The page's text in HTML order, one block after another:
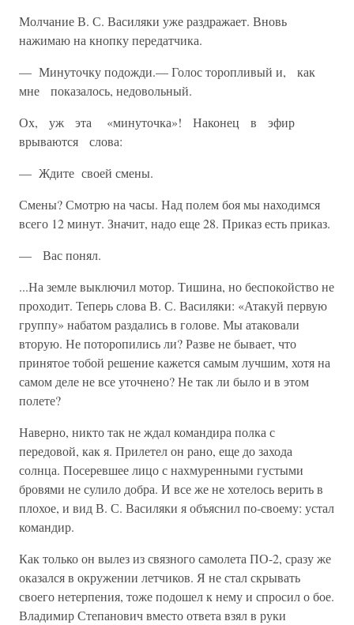
Молчание В. С. Василяки уже раздражает. Вновь
нажимаю на кнопку передатчика.
— Минуточку подожди.— Голос торопливый и, как
мне показа­лось, недовольный.
Ох, уж эта «минуточка»! Наконец в эфир
врываются слова:
— Ждите своей смены.
Смены? Смотрю на часы. Над полем боя мы находимся
всего 12 минут. Значит, надо еще 28. Приказ есть приказ.
— Вас понял.
...На земле выключил мотор. Тишина, но беспокойство не
проходит. Теперь слова В. С. Василяки: «Атакуй первую
группу» набатом раз­дались в голове. Мы атаковали
вторую. Не поторопились ли? Разве не бывает, что
принятое тобой решение кажется самым лучшим, хотя на
самом деле не все уточнено? Не так ли было и в этом
полете?
Наверно, никто так не ждал командира полка с
передовой, как я. Прилетел он рано, еще до захода
солнца. Посеревшее лицо с нахму­ренными густыми
бровями не сулило добра. И все же не хотелось верить в
плохое, и вид В. С. Василяки я объяснил по-своему: устал
командир.
Как только он вылез из связного самолета ПО-2, сразу же
оказался в окружении летчиков. Я не стал скрывать
своего нетерпения, тоже подошел к нему и спросил о бое.
Владимир Степанович вместо ответа взял в руки